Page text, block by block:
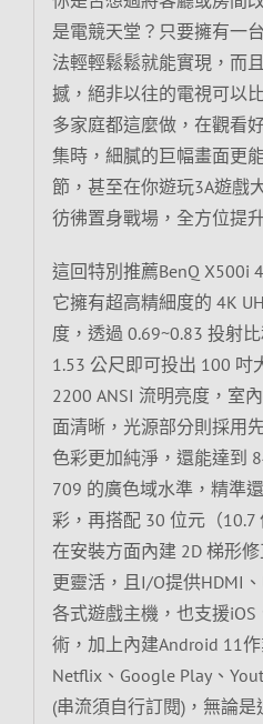
是電競天堂？只要擁有一
法輕輕鬆鬆就能實現，而
撼，絕非以往的電視可以
多家庭都這麼做，在觀看
集時，細膩的巨幅畫面更
節，甚至在你遊玩3A遊戲
彷彿置身戰場，全方位提
這回特別推薦BenQ X500i
它擁有超高精細度的 4K
度，透過 0.69~0.83 投射
1.53 公尺即可投出 100 吋
2200 ANSI 流明亮度，室
面清晰，光源部分則採用
色彩更加純淨，還能達到
709 的廣色域水準，精準
彩，再搭配 30 位元（10.7
在安裝方面內建 2D 梯形
更靈活，且I/O提供HDMI、
各式遊戲主機，也支援iOS
術，加上內建Android 11
Netflix、Google Play、
(串流須自行訂閱)，無論